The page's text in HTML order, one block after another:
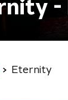
-
Eternity